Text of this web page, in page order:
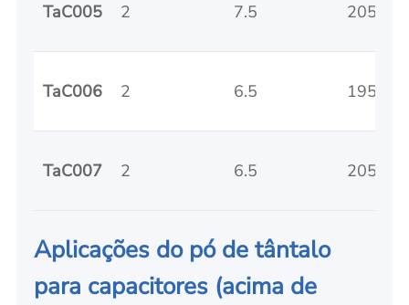
TaC005 2 7.5 2050/
TaC006 2 6.5 1950/
TaC007 2 6.5 2050/
Aplicações do pó de tântalo
para capacitores (acima de